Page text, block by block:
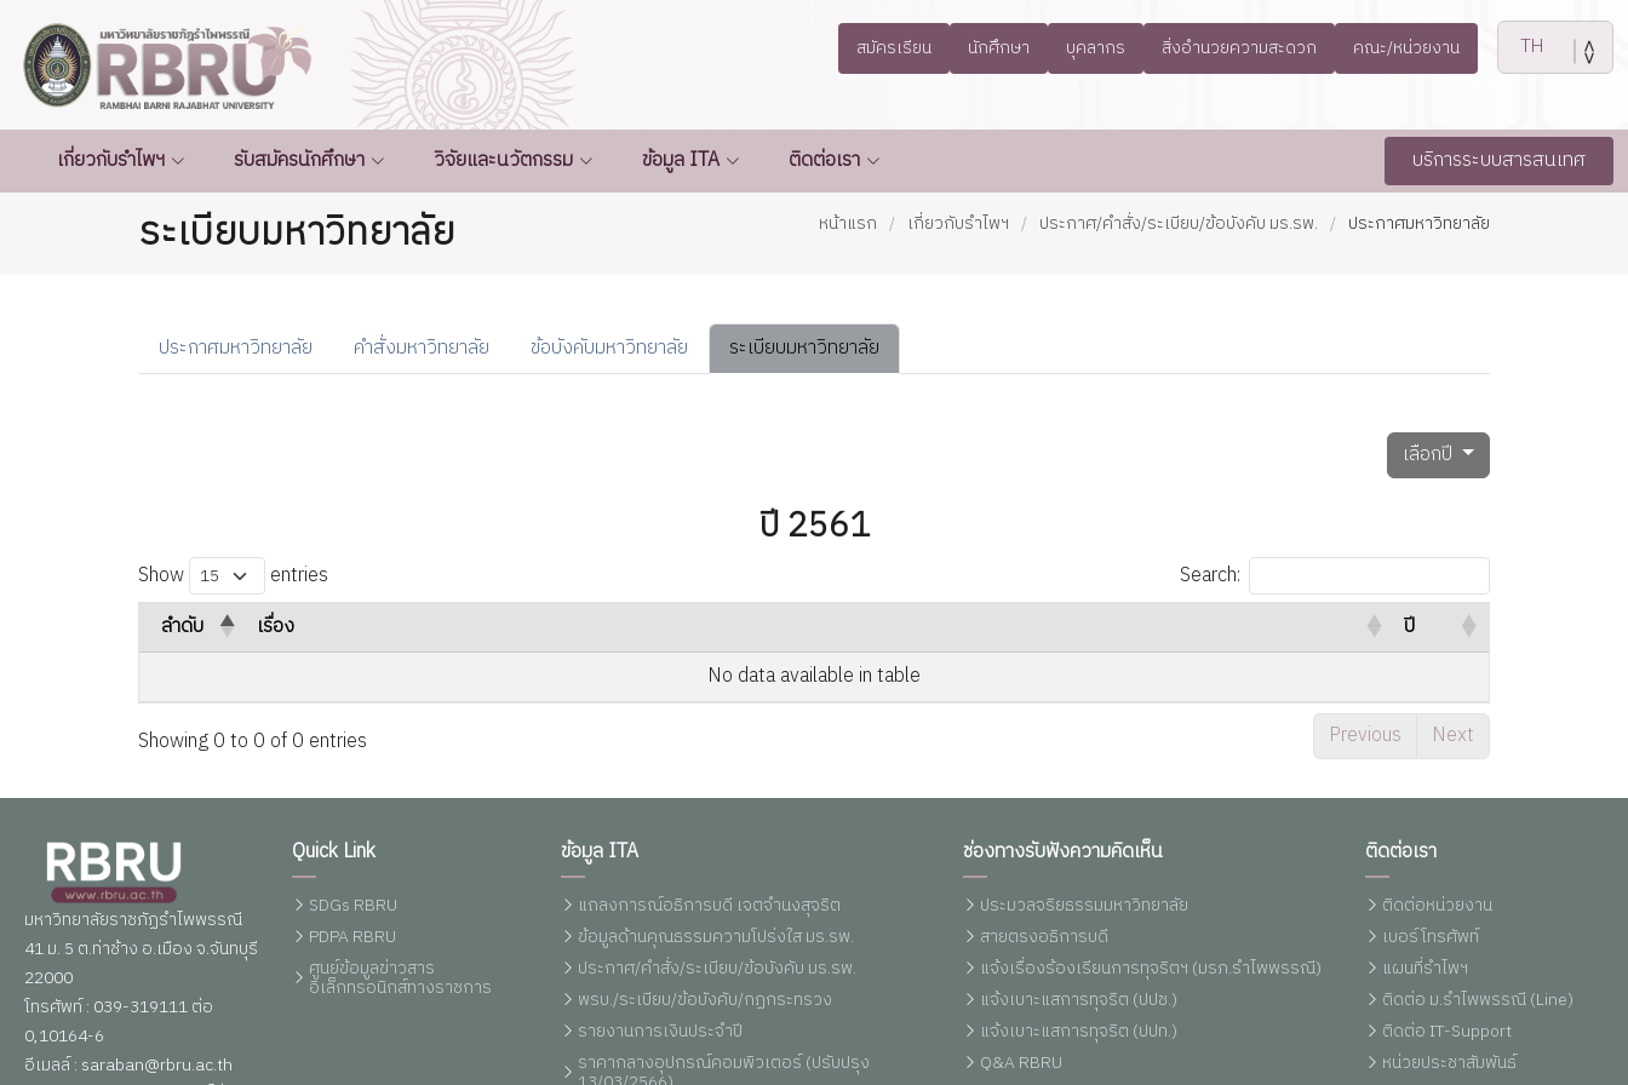
สมัครเรียน นักศึกษา บุคลากร สิ่งอำนวยความสะดวก คณะ/หน่วยงาน
เกี่ยวกับรำไพฯ รับสมัครนักศึกษา วิจัยและนวัตกรรม ข้อมูล ITA ติดต่อเรา บริการระบบสารสนเทศ
ระเบียบมหาวิทยาลัย หน้าแรก เกี่ยวกับรำไพฯ ประกาศ/คำสั่ง/ระเบียบ/ข้อบังคับ มร.รพ. ประกาศมหาวิทยาลัย
ประกาศมหาวิทยาลัย คำสั่งมหาวิทยาลัย ข้อบังคับมหาวิทยาลัย ระเบียบมหาวิทยาลัย
เลือกปี
ปี 2561
Show entries
Search:
ลำดับ
เรื่อง
ปี
No data available in table
Showing 0 to 0 of 0 entries
Previous Next
มหาวิทยาลัยราชภัฏรำไพพรรณี
41 ม. 5 ต.ท่าช้าง อ.เมือง จ.จันทบุรี
22000
โทรศัพท์ : 039-319111 ต่อ
0,10164-6
อีเมลล์ : saraban@rbru.ac.th
Quick Link
SDGs RBRU
PDPA RBRU
ศูนย์ข้อมูลข่าวสาร
อิเล็กทรอนิกส์ทางราชการ
ข้อมูล ITA
แถลงการณ์อธิการบดี เจตจำนงสุจริต
ข้อมูลด้านคุณธรรมความโปร่งใส มร.รพ.
ประกาศ/คำสั่ง/ระเบียบ/ข้อบังคับ มร.รพ.
พรบ./ระเบียบ/ข้อบังคับ/กฏกระทรวง
รายงานการเงินประจำปี
ราคากลางอุปกรณ์คอมพิวเตอร์ (ปรับปรุง
ช่องทางรับฟังความคิดเห็น
ประมวลจริยธรรมมหาวิทยาลัย
สายตรงอธิการบดี
แจ้งเรื่องร้องเรียนการทุจริตฯ (มรภ.รำไพพรรณี)
แจ้งเบาะแสการทุจริต (ปปช.)
แจ้งเบาะแสการทุจริต (ปปท.)
Q&A RBRU
ติดต่อเรา
ติดต่อหน่วยงาน
เบอร์โทรศัพท์
แผนที่รำไพฯ
ติดต่อ ม.รำไพพรรณี (Line)
ติดต่อ IT-Support
หน่วยประชาสัมพันธ์